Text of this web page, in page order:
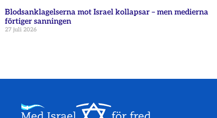
Blodsanklagelserna mot Israel kollapsar – men medierna
förtiger sanningen
27 juli 2026